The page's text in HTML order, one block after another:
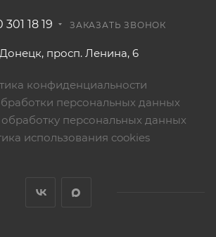
18 19 ЗАКАЗАТЬ ЗВОНОК
Донецк, просп. Ленина, 6
конфиденциальности
персональных данных
персональных данных
использования cookies